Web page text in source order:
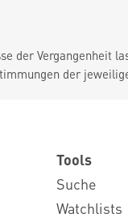
der Vergangenheit
der
Tools
Suche
Watchlists